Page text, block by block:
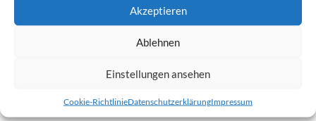
Akzeptieren
Ablehnen
Einstellungen ansehen
Cookie-RichtlinieDatenschutzerklärungImpressum
w3-28.01.2012-d.jpg